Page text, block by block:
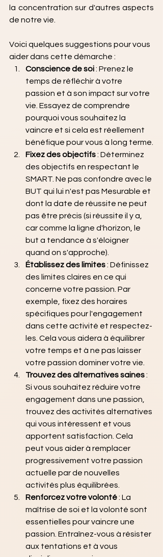
la concentration sur d'autres aspects
de notre vie.
Voici quelques suggestions pour vous
aider dans cette démarche :
Conscience de soi : Prenez le
temps de réfléchir à votre
passion et à son impact sur votre
vie. Essayez de comprendre
pourquoi vous souhaitez la
vaincre et si cela est réellement
bénéfique pour vous à long terme.
Fixez des objectifs : Déterminez
des objectifs en respectant le
SMART. Ne pas confondre avec le
BUT qui lui n'est pas Mesurable et
dont la date de réussite ne peut
pas être précis (si réussite il y a,
car comme la ligne d'horizon, le
but a tendance à s'éloigner
quand on s'approche).
Établissez des limites : Définissez
des limites claires en ce qui
concerne votre passion. Par
exemple, fixez des horaires
spécifiques pour l'engagement
dans cette activité et respectez-
les. Cela vous aidera à équilibrer
votre temps et à ne pas laisser
votre passion dominer votre vie.
Trouvez des alternatives saines :
Si vous souhaitez réduire votre
engagement dans une passion,
trouvez des activités alternatives
qui vous intéressent et vous
apportent satisfaction. Cela
peut vous aider à remplacer
progressivement votre passion
actuelle par de nouvelles
activités plus équilibrées.
Renforcez votre volonté : La
maîtrise de soi et la volonté sont
essentielles pour vaincre une
passion. Entraînez-vous à résister
aux tentations et à vous